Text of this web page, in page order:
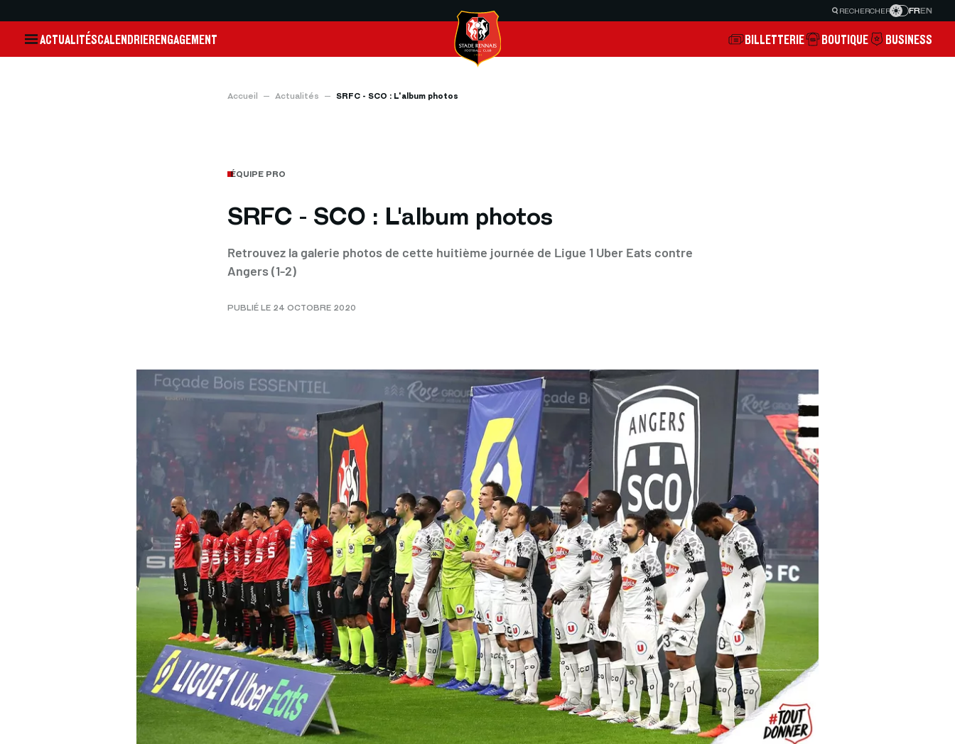
RECHERCHER FREN
ACTUALITÉSCALENDRIERENGAGEMENT BILLETTERIE BOUTIQUE BUSINESS
Accueil Actualités SRFC - SCO : L'album photos
ÉQUIPE PRO
SRFC - SCO : L'album photos
Retrouvez la galerie photos de cette huitième journée de Ligue 1 Uber Eats contre
Angers (1-2)
PUBLIÉ LE 24 OCTOBRE 2020